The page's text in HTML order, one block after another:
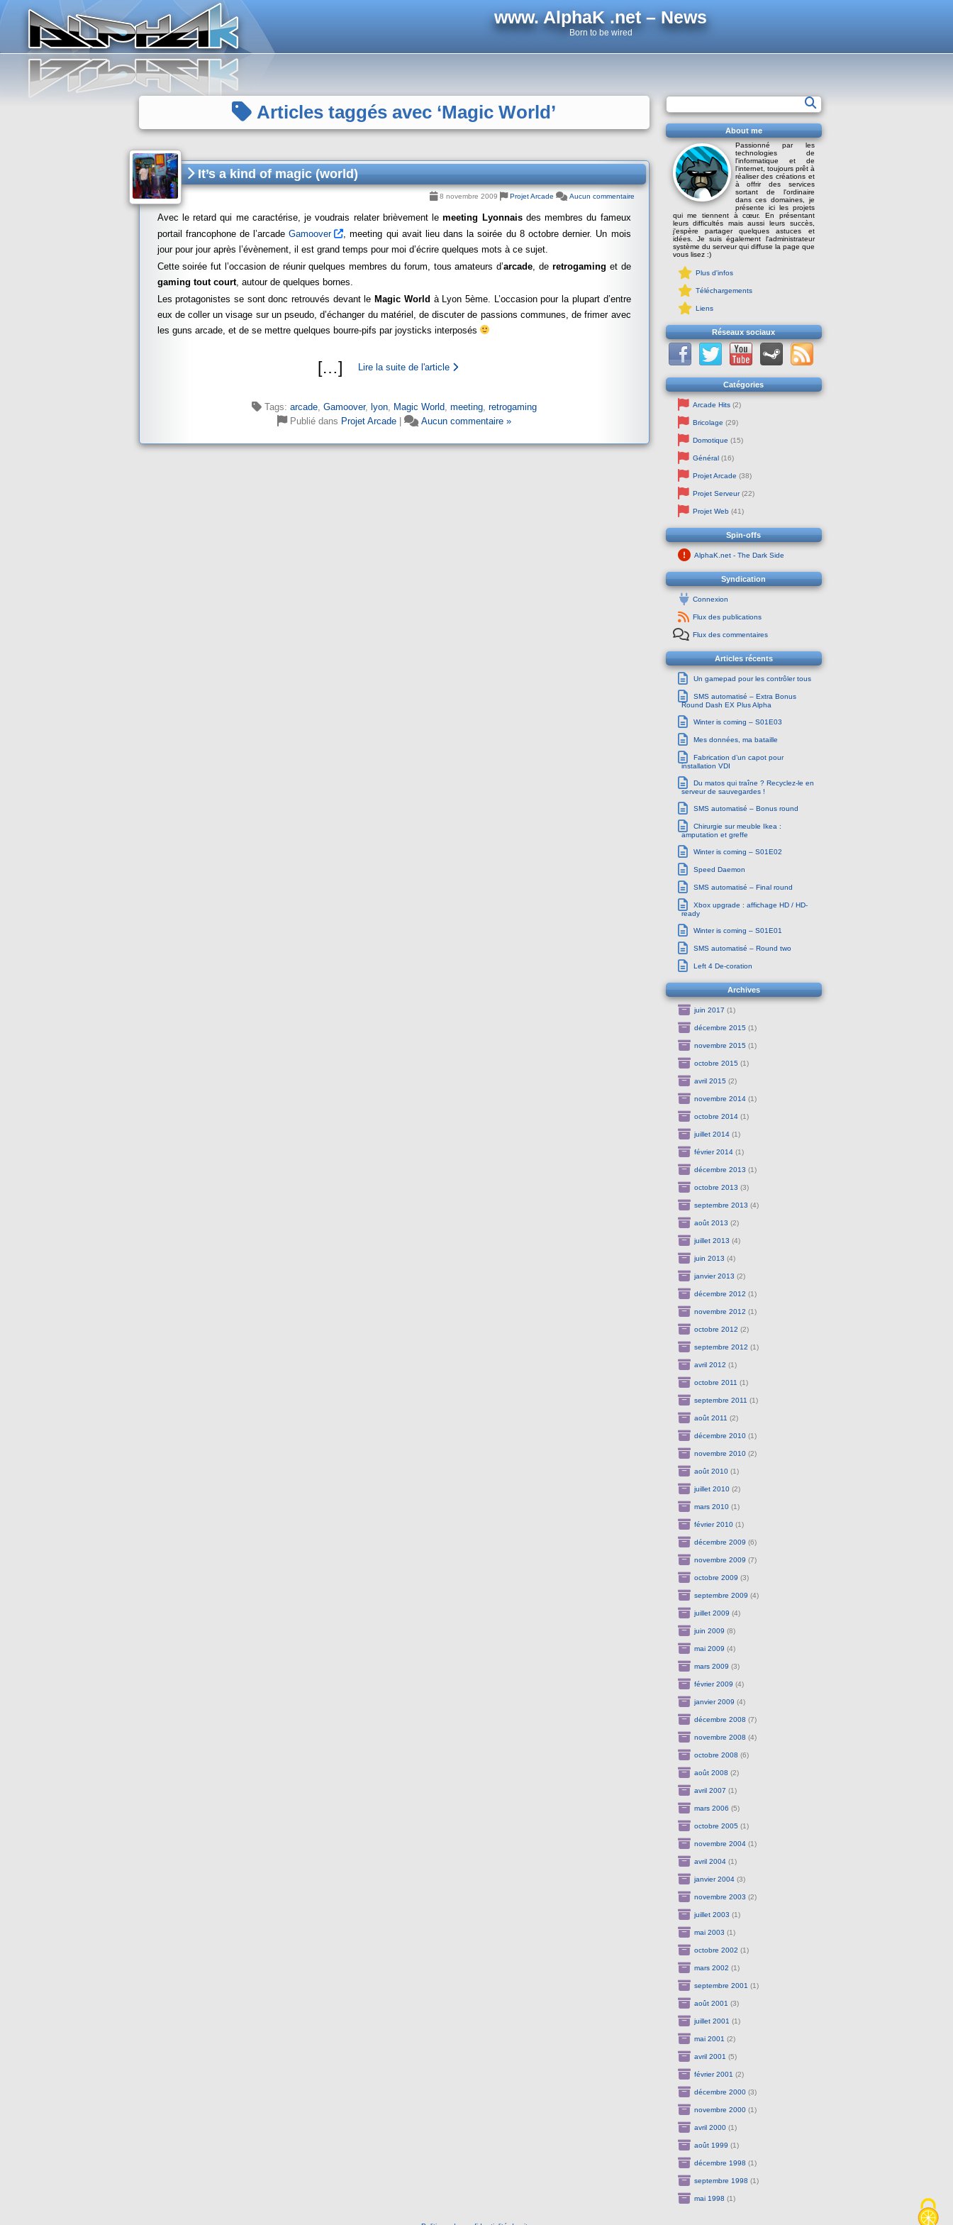
www. AlphaK .net – News
Born to be wired
Articles taggés avec ‘Magic World’
It’s a kind of magic (world)
8 novembre 2009 Projet Arcade Aucun commentaire
Avec le retard qui me caractérise, je voudrais relater brièvement lemeeting Lyonnaisdes membres du fameux
portail francophone de l’arcadeGamoover
, meeting qui avait lieu dans la soirée du 8 octobre dernier. Un mois
jour pour jour après l’évènement, il est grand temps pour moi d’écrire quelques mots à ce sujet.
Cette soirée fut l’occasion de réunir quelques membres du forum, tous amateurs d’arcade, de retrogaming et de
gaming tout court, autour de quelques bornes.
Les protagonistes se sont donc retrouvés devant le Magic World à Lyon 5ème. L’occasion pour la plupart d’entre
eux de coller un visage sur un pseudo, d’échanger du matériel, de discuter de passions communes, de frimer avec
les guns arcade, et de se mettre quelques bourre-pifs par joysticks interposés
[…] Lire la suite de l'article
Tags: arcade, Gamoover, lyon, Magic World, meeting, retrogaming
Publié dans Projet Arcade| Aucun commentaire »
About me
Passionné par les
technologies de
l'informatique et de
l'internet, toujours prêt à
réaliser des créations et
à offrir des services
sortant de l'ordinaire
dans ces domaines, je
présente ici les projets
qui me tiennent à cœur. En présentant
leurs difficultés mais aussi leurs succès,
j'espère partager quelques astuces et
idées. Je suis également l'administrateur
système du serveur qui diffuse la page que
vous lisez :)
Plus d'infos
Téléchargements
Liens
Réseaux sociaux
Catégories
Arcade Hits(2)
Bricolage (29)
Domotique (15)
Général(16)
Projet Arcade (38)
Projet Serveur(22)
Projet Web(41)
Spin-offs
AlphaK.net - The Dark Side
Syndication
Connexion
Flux des publications
Flux des commentaires
Articles récents
Un gamepad pour les contrôler tous
SMS automatisé – Extra Bonus
Round Dash EX Plus Alpha
Winter is coming – S01E03
Mes données, ma bataille
Fabrication d’un capot pour
installation VDI
Du matos qui traîne ? Recyclez-le en
serveur de sauvegardes !
SMS automatisé – Bonus round
Chirurgie sur meuble Ikea :
amputation et greffe
Winter is coming – S01E02
Speed Daemon
SMS automatisé – Final round
Xbox upgrade : affichage HD / HD-
ready
Winter is coming – S01E01
SMS automatisé – Round two
Left 4 De-coration
Archives
juin 2017 (1)
décembre 2015 (1)
novembre 2015 (1)
octobre 2015 (1)
avril 2015 (2)
novembre 2014(1)
octobre 2014(1)
juillet 2014(1)
février 2014(1)
décembre 2013 (1)
octobre 2013 (3)
septembre 2013 (4)
août 2013 (2)
juillet 2013 (4)
juin 2013 (4)
janvier 2013 (2)
décembre 2012 (1)
novembre 2012 (1)
octobre 2012 (2)
septembre 2012 (1)
avril 2012 (1)
octobre 2011 (1)
septembre 2011 (1)
août 2011 (2)
décembre 2010(1)
novembre 2010(2)
août 2010(1)
juillet 2010(2)
mars 2010(1)
février 2010(1)
décembre 2009 (6)
novembre 2009 (7)
octobre 2009 (3)
septembre 2009 (4)
juillet 2009 (4)
juin 2009 (8)
mai 2009 (4)
mars 2009 (3)
février 2009 (4)
janvier 2009 (4)
décembre 2008 (7)
novembre 2008 (4)
octobre 2008 (6)
août 2008 (2)
avril 2007 (1)
mars 2006 (5)
octobre 2005 (1)
novembre 2004(1)
avril 2004(1)
janvier 2004(3)
novembre 2003 (2)
juillet 2003 (1)
mai 2003 (1)
octobre 2002 (1)
mars 2002 (1)
septembre 2001 (1)
août 2001 (3)
juillet 2001 (1)
mai 2001 (2)
avril 2001 (5)
février 2001 (2)
décembre 2000(3)
novembre 2000(1)
avril 2000(1)
août 1999 (1)
décembre 1998 (1)
septembre 1998 (1)
mai 1998 (1)